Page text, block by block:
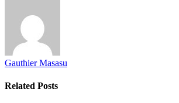
Gauthier Masasu
Related Posts